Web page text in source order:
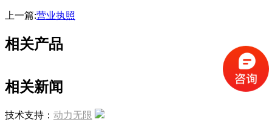
上一篇:营业执照
相关产品
相关新闻
技术支持： 动力无限